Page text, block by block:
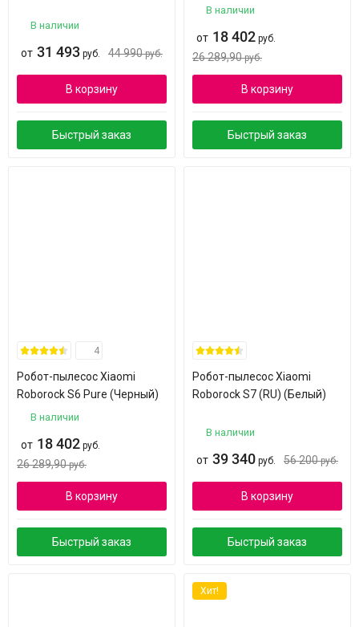
В наличии
от 31 493 руб. 44 990 руб.
В корзину
Быстрый заказ
В наличии
от 18 402 руб.
26 289,90 руб.
В корзину
Быстрый заказ
4
Робот-пылесос Xiaomi
Roborock S6 Pure (Черный)
В наличии
от 18 402 руб.
26 289,90 руб.
В корзину
Быстрый заказ
Робот-пылесос Xiaomi
Roborock S7 (RU) (Белый)
В наличии
от 39 340 руб. 56 200 руб.
В корзину
Быстрый заказ
Хит!